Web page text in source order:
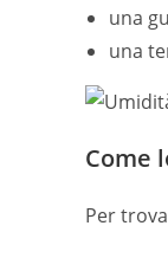
una
una
Come
Per